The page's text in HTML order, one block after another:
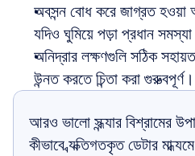
অবসন্ন বোধ করে জাগ্রত হওয়া
যদিও ঘুমিয়ে পড়া প্রধান
অনিদ্রার লক্ষণগুলি সঠিক
উন্নত করতে চিন্তা করা গুরুত্বপূর্ণ।
আরও ভালো সন্ধ্যার বিশ্রামের
কীভাবে ব্যক্তিগতকৃত ডেটার